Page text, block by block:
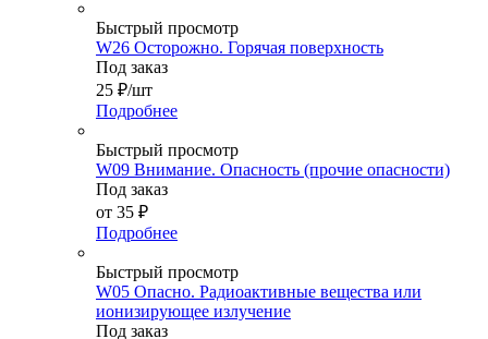
Быстрый просмотр
W26 Осторожно. Горячая поверхность
Под заказ
25 ₽/шт
Подробнее
Быстрый просмотр
W09 Внимание. Опасность (прочие опасности)
Под заказ
от 35 ₽
Подробнее
Быстрый просмотр
W05 Опасно. Радиоактивные вещества или
ионизирующее излучение
Под заказ